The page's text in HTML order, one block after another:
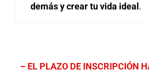
demás y crear tu vida ideal.
– EL PLAZO DE INSCRIPCIÓN